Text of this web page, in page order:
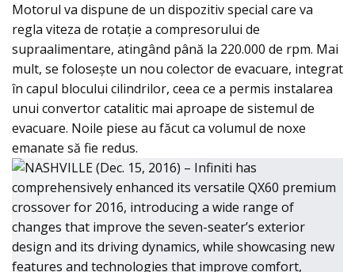
Motorul va dispune de un dispozitiv special care va
regla viteza de rotaţie a compresorului de
supraalimentare, atingând până la 220.000 de rpm. Mai
mult, se foloseşte un nou colector de evacuare, integrat
în capul blocului cilindrilor, ceea ce a permis instalarea
unui convertor catalitic mai aproape de sistemul de
evacuare. Noile piese au făcut ca volumul de noxe
emanate să fie redus.